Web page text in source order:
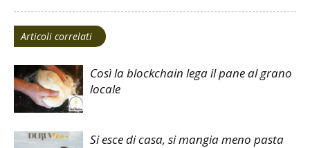
Articoli correlati
Così la blockchain lega il pane al grano
locale
Si esce di casa, si mangia meno pasta